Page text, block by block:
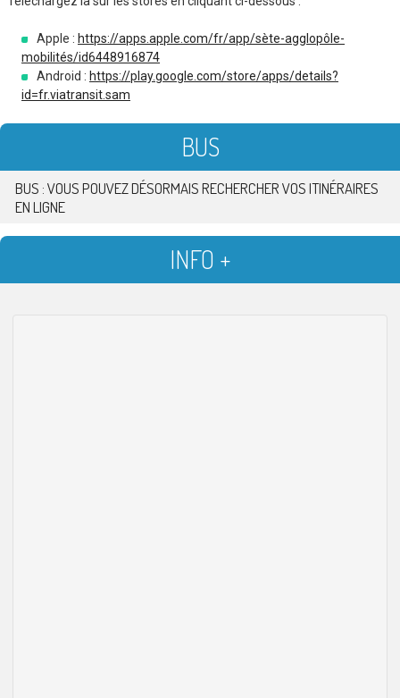
Apple : https://apps.apple.com/fr/app/sète-agglopôle-
mobilités/id6448916874
Android : https://play.google.com/store/apps/details?
id=fr.viatransit.sam
BUS
BUS : VOUS POUVEZ DÉSORMAIS RECHERCHER VOS ITINÉRAIRES
EN LIGNE
INFO +